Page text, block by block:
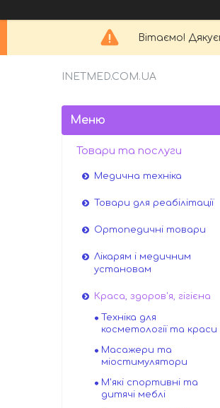
Вітаємо!
INETMED.COM.UA
Товари та послуги
Медична техніка
Товари для реабілітації
Ортопедичні товари
Лікарям і медичним
установам
Краса, здоров'я, гігієна
Техніка для
косметології та краси
Масажери та
міостимулятори
М'які спортивні та
дитячі меблі